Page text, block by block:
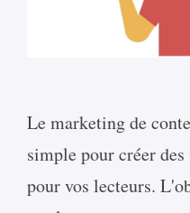
Le marketing de
simple pour créer
pour vos lecteurs.